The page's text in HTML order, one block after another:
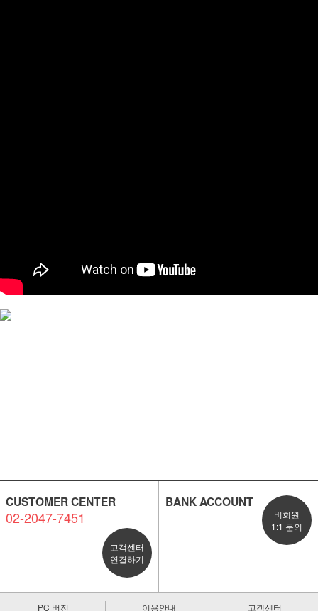
CUSTOMER CENTER
02-2047-7451
고객센터
연결하기
BANK ACCOUNT
비회원
1:1 문의
PC 버전 이용안내 고객센터